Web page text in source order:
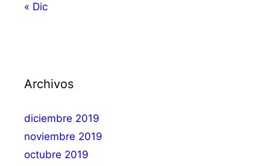
« Dic
Archivos
diciembre 2019
noviembre 2019
octubre 2019